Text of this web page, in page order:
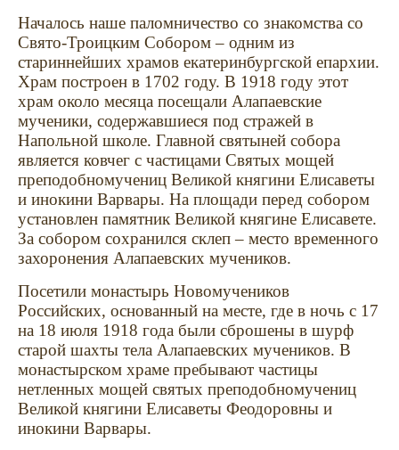
Началось наше паломничество со знакомства со
Свято-Троицким Собором – одним из
стариннейших храмов екатеринбургской епархии.
Храм построен в 1702 году. В 1918 году этот
храм около месяца посещали Алапаевские
мученики, содержавшиеся под стражей в
Напольной школе. Главной святыней собора
является ковчег с частицами Святых мощей
преподобномучениц Великой княгини Елисаветы
и инокини Варвары. На площади перед собором
установлен памятник Великой княгине Елисавете.
За собором сохранился склеп – место временного
захоронения Алапаевских мучеников.
Посетили монастырь Новомучеников
Российских, основанный на месте, где в ночь с 17
на 18 июля 1918 года были сброшены в шурф
старой шахты тела Алапаевских мучеников. В
монастырском храме пребывают частицы
нетленных мощей святых преподобномучениц
Великой княгини Елисаветы Феодоровны и
инокини Варвары.